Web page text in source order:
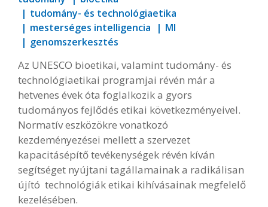
tudomány- és technológiaetika
mesterséges intelligencia
MI
genomszerkesztés
Az UNESCO bioetikai, valamint tudomány- és
technológiaetikai programjai révén már a
hetvenes évek óta foglalkozik a gyors
tudományos fejlődés etikai következményeivel.
Normatív eszközökre vonatkozó
kezdeményezései mellett a szervezet
kapacitásépítő tevékenységek révén kíván
segítséget nyújtani tagállamainak a radikálisan
újító technológiák etikai kihívásainak megfelelő
kezelésében.